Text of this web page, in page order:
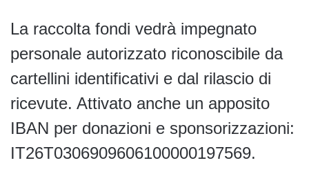
La raccolta fondi vedrà impegnato
personale autorizzato riconoscibile da
cartellini identificativi e dal rilascio di
ricevute. Attivato anche un apposito
IBAN per donazioni e sponsorizzazioni:
IT26T0306909606100000197569.